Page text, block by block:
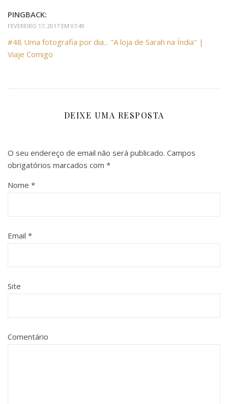
PINGBACK:
FEVEREIRO 17, 2017 EM 07:49
#48 Uma fotografia por dia... "A loja de Sarah na Índia" |
Viaje Comigo
DEIXE UMA RESPOSTA
O seu endereço de email não será publicado. Campos
obrigatórios marcados com *
Nome *
Email *
Site
Comentário